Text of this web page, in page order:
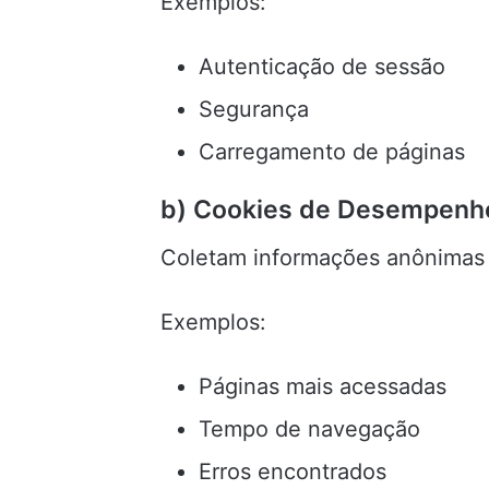
Autenticação de sessão
Segurança
Carregamento de páginas
b) Cookies de
Coletam informações
Exemplos:
Páginas mais acessadas
Tempo de navegação
Erros encontrados